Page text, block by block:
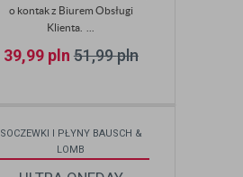
o kontak z Biurem Obsługi
Klienta. ...
39,99 pln 51,99pln
SOCZEWKI I PŁYNY BAUSCH &
LOMB